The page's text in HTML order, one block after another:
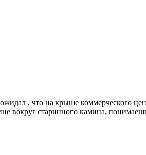
, что на крыше коммерческого
вокруг старинного камина,